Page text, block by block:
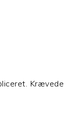
Krævede